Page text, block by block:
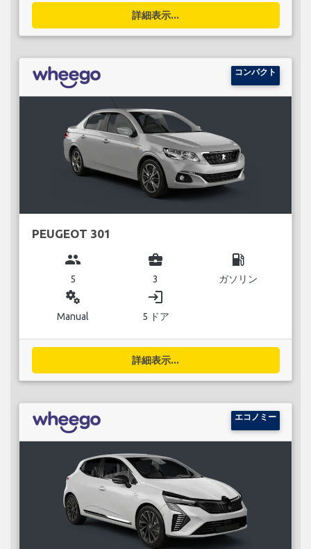
詳細表示...
コンパクト
PEUGEOT 301
group
5
business_center
3
local_gas_station
ガソリン
miscellaneous_services
Manual
login
5 ドア
詳細表示...
エコノミー